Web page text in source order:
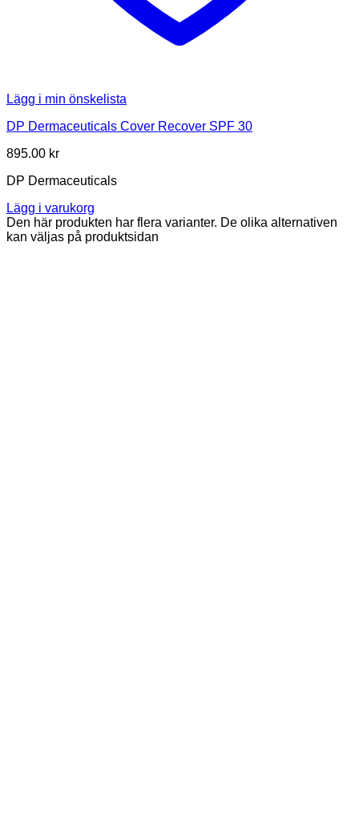
Lägg i min önskelista
DP Dermaceuticals Cover Recover SPF 30
895.00 kr
DP Dermaceuticals
Lägg i varukorg
Den här produkten har flera varianter. De olika alternativen
kan väljas på produktsidan